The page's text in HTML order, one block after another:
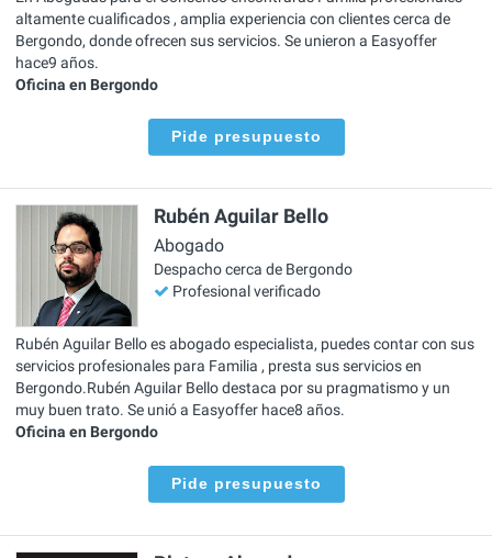
altamente cualificados , amplia experiencia con clientes cerca de
Bergondo, donde ofrecen sus servicios. Se unieron a Easyoffer
hace9 años.
Oficina en Bergondo
Pide presupuesto
Rubén Aguilar Bello
Abogado
Despacho cerca de Bergondo
Profesional verificado
Rubén Aguilar Bello es abogado especialista, puedes contar con sus
servicios profesionales para Familia , presta sus servicios en
Bergondo.Rubén Aguilar Bello destaca por su pragmatismo y un
muy buen trato. Se unió a Easyoffer hace8 años.
Oficina en Bergondo
Pide presupuesto